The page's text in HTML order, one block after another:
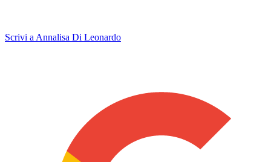
Scrivi a Annalisa Di Leonardo